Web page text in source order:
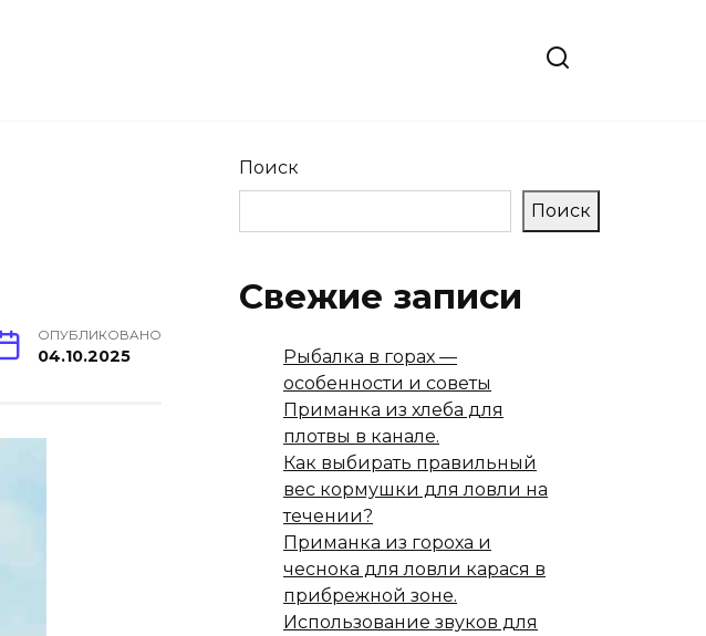
ОПУБЛИКОВАНО
04.10.2025
Поиск
Поиск
Свежие записи
Рыбалка в горах —
особенности и советы
Приманка из хлеба для
плотвы в канале.
Как выбирать правильный
вес кормушки для ловли на
течении?
Приманка из гороха и
чеснока для ловли карася в
прибрежной зоне.
Использование звуков для